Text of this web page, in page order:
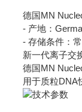
德国MN
- 产地：
- 存储条件：
新一代离子交换
德国MN
用于质粒DNA快